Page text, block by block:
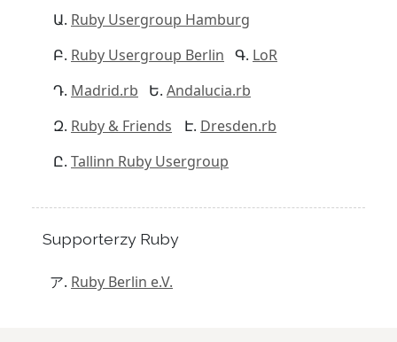
Ruby Usergroup Hamburg
Ruby Usergroup Berlin
LoR
Madrid.rb
Andalucia.rb
Ruby & Friends
Dresden.rb
Tallinn Ruby Usergroup
Supporterzy Ruby
Ruby Berlin e.V.